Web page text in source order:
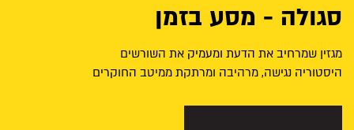
סגולה - מסע בזמן
מגזין שמרחיב את הדעת ומעמיק את השורשים
היסטוריה נגישה, מרהיבה ומרתקת ממיטב החוקרים